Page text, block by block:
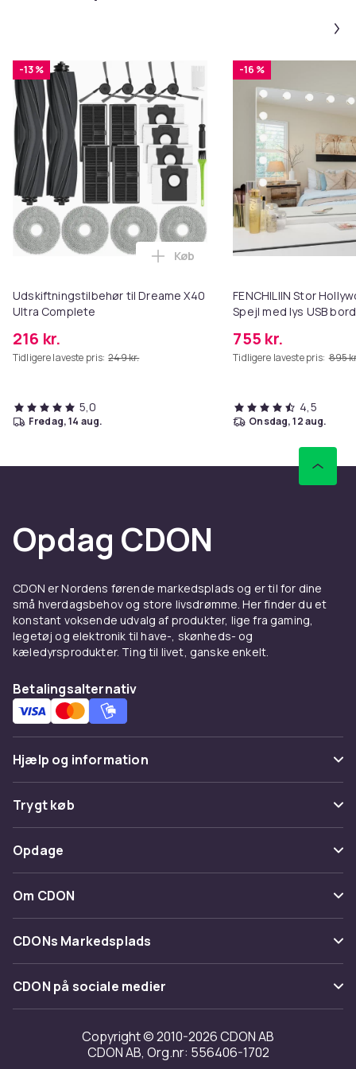
-13 %
Udskiftningstilbehør til Dreame X40
Ultra Complete
216 kr.
Tidligere laveste pris: 249 kr.
Læg Udskiftningstilbehør til
Køb
5,0
fredag, 14 aug.
-16 %
FENCHILIIN Stor
Spejl med lys USB
755 kr.
Tidligere laveste pris: 895
4,5
onsdag, 12 aug.
Opdag CDON
CDON er Nordens førende markedsplads og er til for dine
små hverdagsbehov og store livsdrømme. Her finder du et
konstant voksende udvalg af produkter, lige fra gaming,
legetøj og elektronik til have-, skønheds- og
kæledyrsprodukter. Ting til livet, ganske enkelt.
Betalingsalternativ
Hjælp og information
Ofte stillede spørgsmål
Spor pakke
Fortryd & returner her
Kontakt os
Trygt køb
Betaling
Levering
Tilbagekaldelser
Opdage
Kategorier
Maerke
Om CDON
Om os
Kundeanmeldelser
Arbejd på CDON
Investor relations
Tilgængelighed
CDONs Markedsplads
Merchant Help Center
CDON på sociale medier
Copyright © 2010-2026 CDON AB
CDON AB, Org.nr: 556406-1702